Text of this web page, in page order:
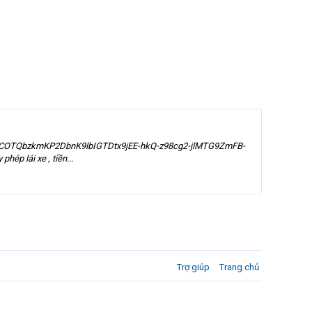
hkQ-z98cg2-jlMTG9ZmFB-
phép lái xe , tiền...
Trợ giúp Trang chủ